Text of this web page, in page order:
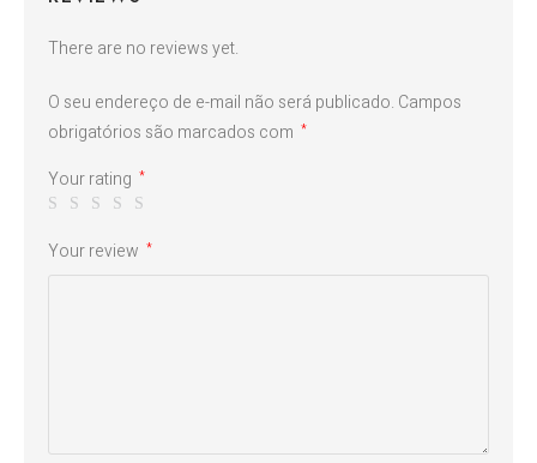
There are no reviews yet.
O seu endereço de e-mail não será publicado. Campos
obrigatórios são marcados com *
Your rating *
Your review *